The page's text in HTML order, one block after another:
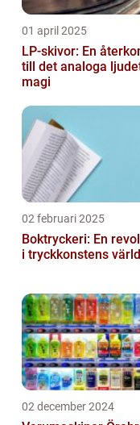
01 april 2025
LP-skivor: En
till det analoga
magi
02 februari 2025
Boktryckeri: En
i tryckkonstens värld
02 december 2024